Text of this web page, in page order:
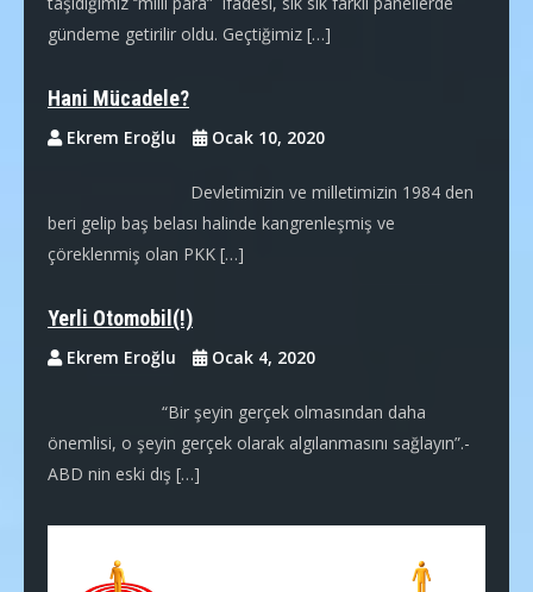
gündeme getirilir oldu. Geçtiğimiz […]
Hani Mücadele?
Ekrem Eroğlu Ocak 10, 2020
Devletimizin ve milletimizin 1984 den
beri gelip baş belası halinde kangrenleşmiş ve
çöreklenmiş olan PKK […]
Yerli Otomobil(!)
Ekrem Eroğlu Ocak 4, 2020
“Bir şeyin gerçek olmasından daha
önemlisi, o şeyin gerçek olarak algılanmasını sağlayın”.-
ABD nin eski dış […]